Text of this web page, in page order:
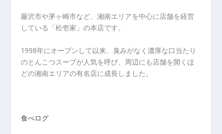
藤沢市や茅ヶ崎市など、湘南エリアを中心に店舗を経営
している「松壱家」の本店です。
1998年にオープンして以来、臭みがなく濃厚な口当たり
のとんこつスープが人気を呼び、周辺にも店舗を開くほ
どの湘南エリアの有名店に成長しました。
食べログ